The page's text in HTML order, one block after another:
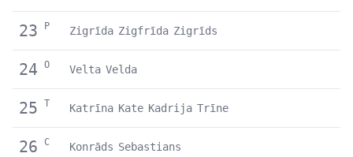
23 P Zigrīda Zigfrīda Zigrīds
24 O Velta Velda
25 T Katrīna Kate Kadrija Trīne
26 C Konrāds Sebastians